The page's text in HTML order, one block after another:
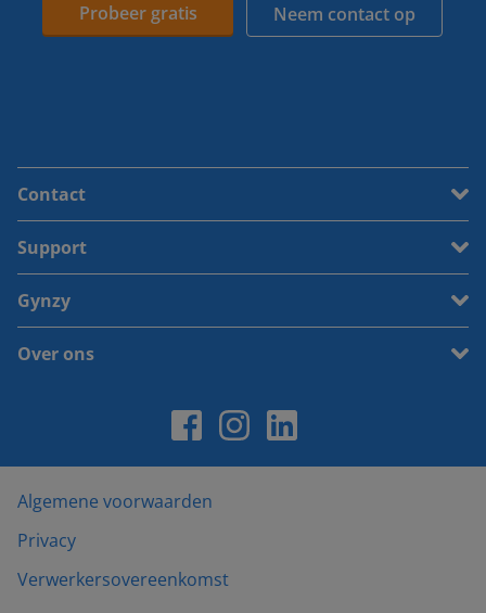
Probeer gratis Neem contact op
Contact
Support
Gynzy
Over ons
Algemene voorwaarden
Privacy
Verwerkersovereenkomst